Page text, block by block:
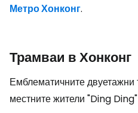
Метро Хонконг.
Трамваи в Хонконг
Емблематичните
местните жители "Ding